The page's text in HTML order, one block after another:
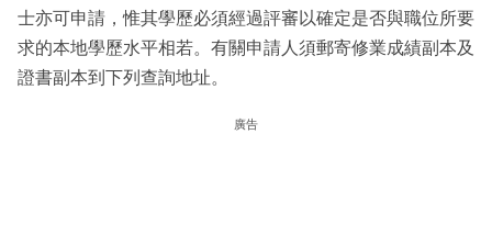
士亦可申請，惟其學歷必須經過評審以確定是否與職位所要
求的本地學歷水平相若。有關申請人須郵寄修業成績副本及
證書副本到下列查詢地址。
廣告